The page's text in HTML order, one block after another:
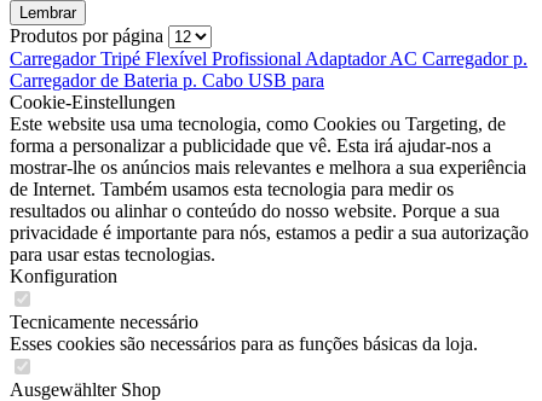
Lembrar
Produtos por página
CarregadorTripé Flexível Profissional Adaptador AC Carregador p.
Carregador de Bateria p. Cabo USB para
Cookie-Einstellungen
Este website usa uma tecnologia, como Cookies ou Targeting, de
forma a personalizar a publicidade que vê. Esta irá ajudar-nos a
mostrar-lhe os anúncios mais relevantes e melhora a sua experiência
de Internet. Também usamos esta tecnologia para medir os
resultados ou alinhar o conteúdo do nosso website. Porque a sua
privacidade é importante para nós, estamos a pedir a sua autorização
para usar estas tecnologias.
Konfiguration
Tecnicamente necessário
Esses cookies são necessários para as funções básicas da loja.
Ausgewählter Shop